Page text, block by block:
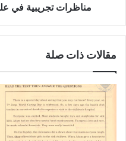
مناظرات تجريبية في علوم
مقالات ذات صلة